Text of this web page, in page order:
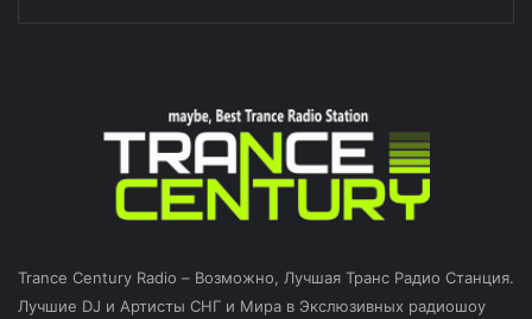
Trance Century Radio – Возможно, Лучшая Транс Радио Станция.
Лучшие DJ и Артисты СНГ и Мира в Экслюзивных радиошоу